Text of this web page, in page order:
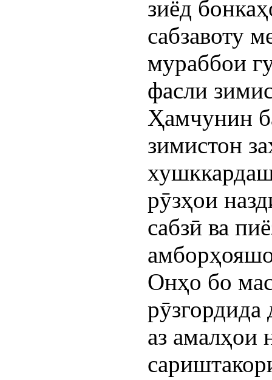
зиёд
сабзавоту
мураббои
фасли
Ҳамчунин
зимистон
рӯзҳои
сабзӣ ва
Онҳо бо
рӯзгордида
аз амалҳои